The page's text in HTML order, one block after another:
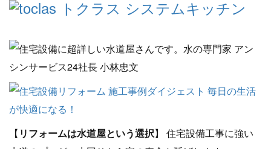
【 リフォームは水道屋という選択】 住宅設備工事に強い